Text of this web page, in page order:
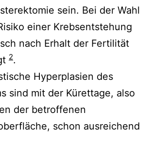
sein. Bei der Wahl
einer Krebsentstehung
nach Erhalt der Fertilität
2.
Hyperplasien des
sind mit der Kürettage, also
der betroffenen
schon ausreichend